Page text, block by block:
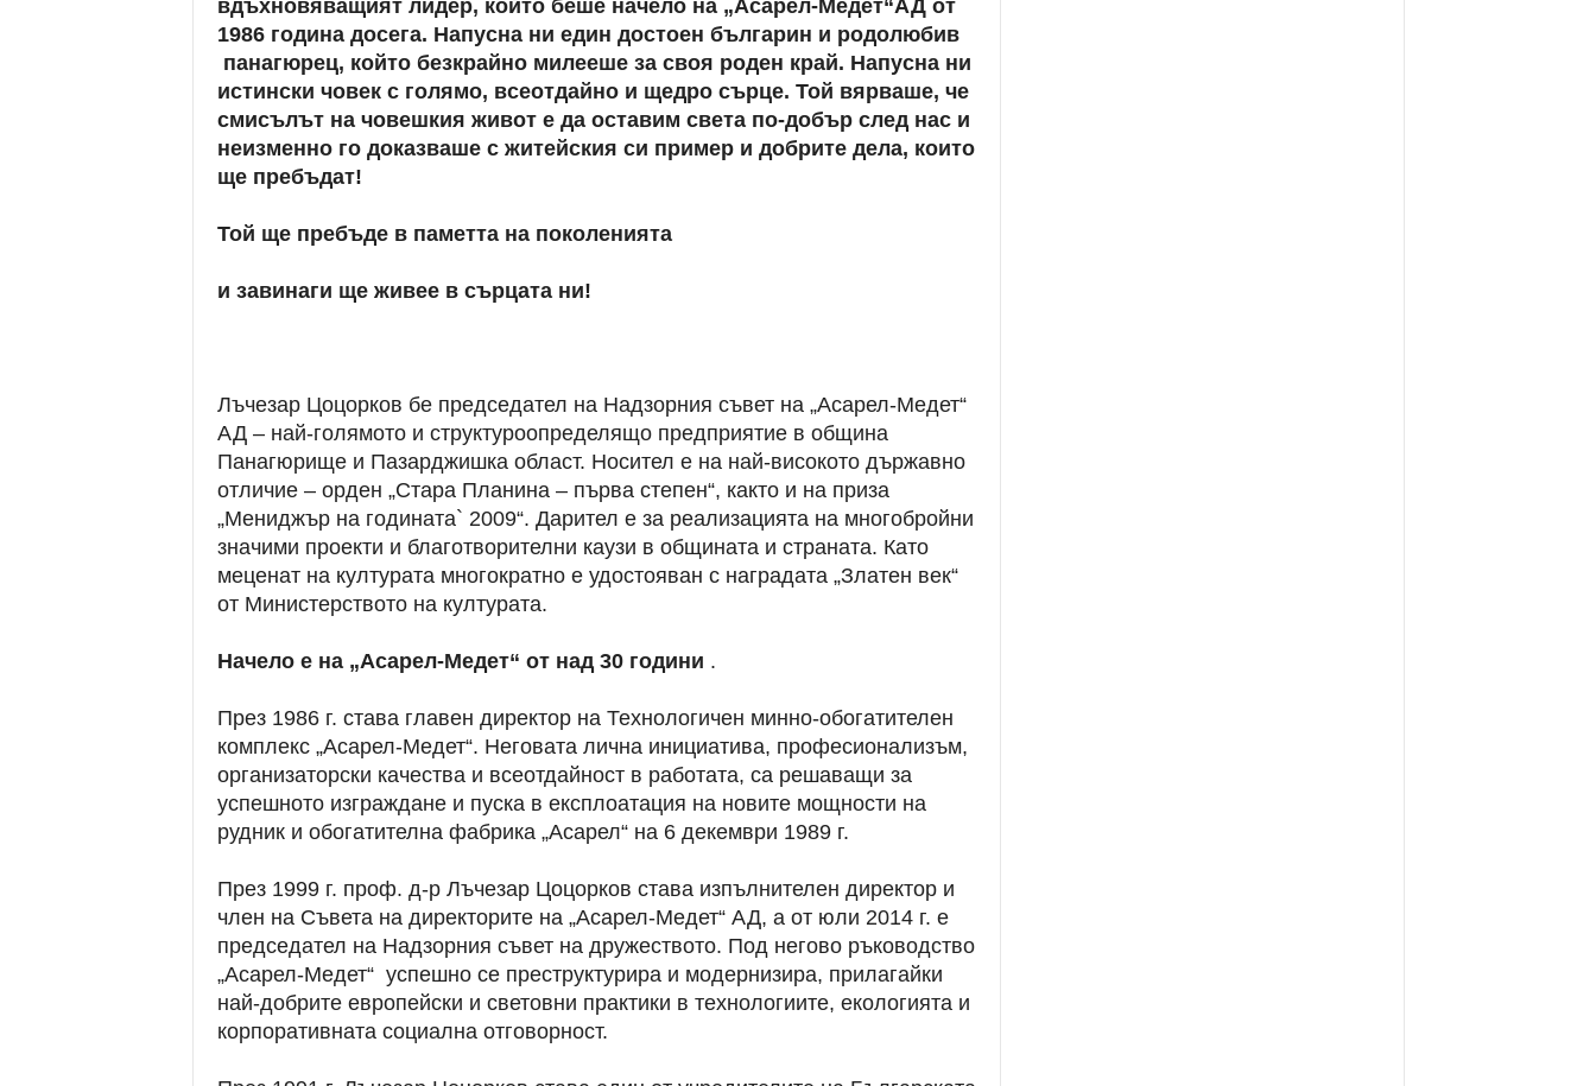
вдъхновяващият лидер, който беше начело на „Асарел-Медет“АД от
1986 година досега. Напусна ни един достоен българин и родолюбив
панагюрец, който безкрайно милееше за своя роден край. Напусна ни
истински човек с голямо, всеотдайно и щедро сърце. Той вярваше, че
смисълът на човешкия живот е да оставим света по-добър след нас и
неизменно го доказваше с житейския си пример и добрите дела, които
ще пребъдат!
Той ще пребъде в паметта на поколенията
и завинаги ще живее в сърцата ни!
Лъчезар Цоцорков бе председател на Надзорния съвет на „Асарел-Медет“
АД – най-голямото и структуроопределящо предприятие в община
Панагюрище и Пазарджишка област. Носител е на най-високото държавно
отличие – орден „Стара Планина – първа степен“, както и на приза
„Мениджър на годината` 2009“. Дарител е за реализацията на многобройни
значими проекти и благотворителни каузи в общината и страната. Като
меценат на културата многократно е удостояван с наградата „Златен век“
от Министерството на културата.
Начело е на „Асарел-Медет“ от над 30 години .
През 1986 г. става главен директор на Технологичен минно-обогатителен
комплекс „Асарел-Медет“. Неговата лична инициатива, професионализъм,
организаторски качества и всеотдайност в работата, са решаващи за
успешното изграждане и пуска в експлоатация на новите мощности на
рудник и обогатителна фабрика „Асарел“ на 6 декември 1989 г.
През 1999 г. проф. д-р Лъчезар Цоцорков става изпълнителен директор и
член на Съвета на директорите на „Асарел-Медет“ АД, а от юли 2014 г. е
председател на Надзорния съвет на дружеството. Под негово ръководство
„Асарел-Медет“ успешно се преструктурира и модернизира, прилагайки
най-добрите европейски и световни практики в технологиите, екологията и
корпоративната социална отговорност.